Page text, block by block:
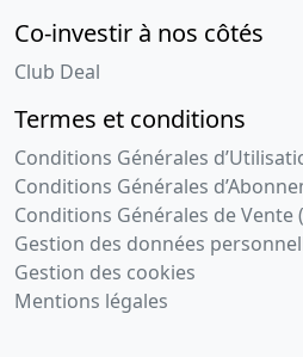
Co-investir à nos côtés
Club Deal
Termes et conditions
Conditions Générales
Conditions Générales
Conditions Générales de Vente
Gestion des données
Gestion des cookies
Mentions légales